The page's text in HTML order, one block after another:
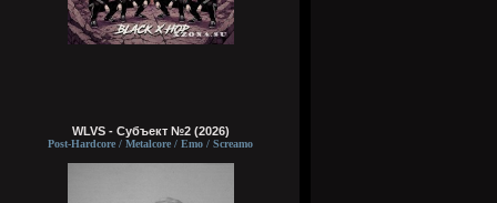
WLVS - Субъект №2 (2026)
Post-Hardcore / Metalcore / Emo / Screamo